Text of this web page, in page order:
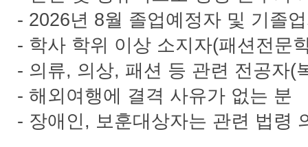
- 2026년 8월 졸업예정자 및 기졸
- 학사 학위 이상 소지자(패션전문
- 의류, 의상, 패션 등 관련 전공자(
- 해외여행에 결격 사유가 없는 분
- 장애인, 보훈대상자는 관련 법령